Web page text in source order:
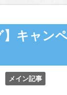
】キャン
メイン記事